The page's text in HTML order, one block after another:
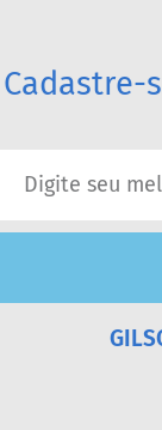
Cadastre-